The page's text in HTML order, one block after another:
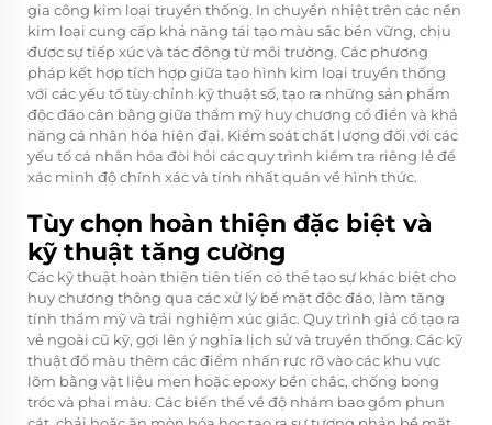
gia công kim loại truyền thống. In chuyển nhiệt trên các nền
kim loại cung cấp khả năng tái tạo màu sắc bền vững, chịu
được sự tiếp xúc và tác động từ môi trường. Các phương
pháp kết hợp tích hợp giữa tạo hình kim loại truyền thống
với các yếu tố tùy chỉnh kỹ thuật số, tạo ra những sản phẩm
độc đáo cân bằng giữa thẩm mỹ huy chương cổ điển và khả
năng cá nhân hóa hiện đại. Kiểm soát chất lượng đối với các
yếu tố cá nhân hóa đòi hỏi các quy trình kiểm tra riêng lẻ để
xác minh độ chính xác và tính nhất quán về hình thức.
Tùy chọn hoàn thiện đặc biệt và
kỹ thuật tăng cường
Các kỹ thuật hoàn thiện tiên tiến có thể tạo sự khác biệt cho
huy chương thông qua các xử lý bề mặt độc đáo, làm tăng
tính thẩm mỹ và trải nghiệm xúc giác. Quy trình giả cổ tạo ra
vẻ ngoài cũ kỹ, gợi lên ý nghĩa lịch sử và truyền thống. Các kỹ
thuật đổ màu thêm các điểm nhấn rực rỡ vào các khu vực
lõm bằng vật liệu men hoặc epoxy bền chắc, chống bong
tróc và phai màu. Các biến thể về độ nhám bao gồm phun